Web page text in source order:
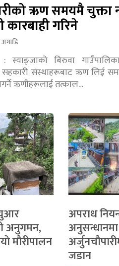
ऋण समयमै चुक्ता
कारबाही गरिने
स्याङ्जाको बिरुवा
सहकारी संस्थाहरूबाट ऋण लिई
ऋणीहरूलाई तत्काल…
अनुगमन,
मौरीपालन
अपराध
जडान